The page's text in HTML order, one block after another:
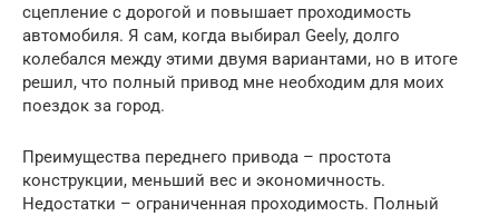
сцепление с дорогой и повышает проходимость
автомобиля. Я сам, когда выбирал Geely, долго
колебался между этими двумя вариантами, но в итоге
решил, что полный привод мне необходим для моих
поездок за город.
Преимущества переднего привода – простота
конструкции, меньший вес и экономичность.
Недостатки – ограниченная проходимость. Полный